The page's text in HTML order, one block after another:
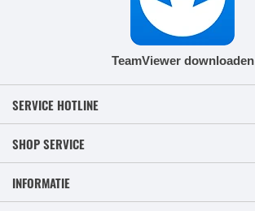
TeamViewer downloaden
SERVICE HOTLINE
SHOP SERVICE
INFORMATIE